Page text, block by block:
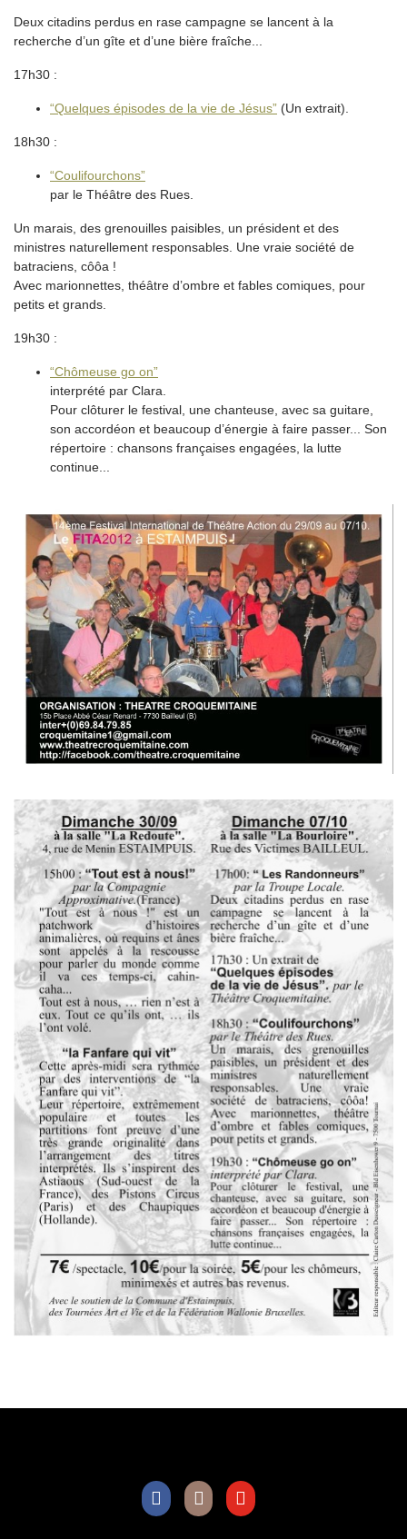
Deux citadins perdus en rase campagne se lancent à la
recherche d’un gîte et d’une bière fraîche...
17h30 :
“Quelques épisodes de la vie de Jésus” (Un extrait).
18h30 :
“Coulifourchons”
par le Théâtre des Rues.
Un marais, des grenouilles paisibles, un président et des
ministres naturellement responsables. Une vraie société de
batraciens, côôa !
Avec marionnettes, théâtre d’ombre et fables comiques, pour
petits et grands.
19h30 :
“Chômeuse go on”
interprété par Clara.
Pour clôturer le festival, une chanteuse, avec sa guitare,
son accordéon et beaucoup d’énergie à faire passer... Son
répertoire : chansons françaises engagées, la lutte
continue...